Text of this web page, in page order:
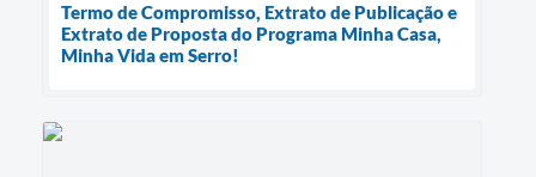
Termo de Compromisso, Extrato de Publicação e
Extrato de Proposta do Programa Minha Casa,
Minha Vida em Serro!